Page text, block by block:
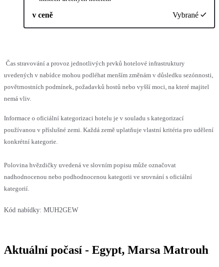
v ceně Vybrané
Čas stravování a provoz jednotlivých prvků hotelové infrastruktury
uvedených v nabídce mohou podléhat menším změnám v důsledku sezónnosti,
povětrnostních podmínek, požadavků hostů nebo vyšší moci, na které majitel
nemá vliv.
Informace o oficiální kategorizaci hotelu je v souladu s kategorizací
používanou v příslušné zemi. Každá země uplatňuje vlastní kritéria pro udělení
konkrétní kategorie.
Polovina hvězdičky uvedená ve slovním popisu může označovat
nadhodnocenou nebo podhodnocenou kategorii ve srovnání s oficiální
kategorií.
Kód nabídky: MUH2GEW
Aktuální počasí - Egypt, Marsa Matrouh